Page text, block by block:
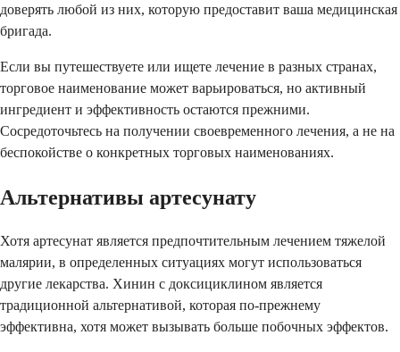
доверять любой из них, которую предоставит ваша медицинская
бригада.
Если вы путешествуете или ищете лечение в разных странах,
торговое наименование может варьироваться, но активный
ингредиент и эффективность остаются прежними.
Сосредоточьтесь на получении своевременного лечения, а не на
беспокойстве о конкретных торговых наименованиях.
Альтернативы артесунату
Хотя артесунат является предпочтительным лечением тяжелой
малярии, в определенных ситуациях могут использоваться
другие лекарства. Хинин с доксициклином является
традиционной альтернативой, которая по-прежнему
эффективна, хотя может вызывать больше побочных эффектов.